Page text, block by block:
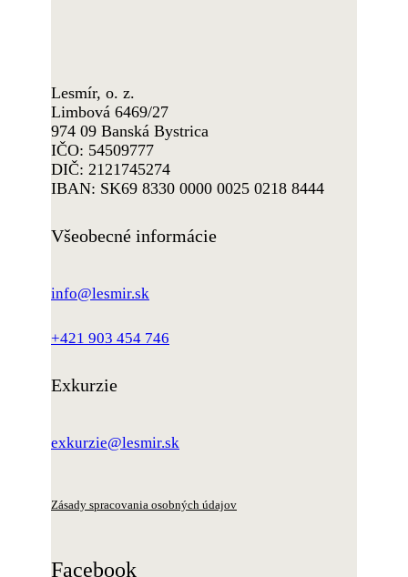
Lesmír, o. z.
Limbová 6469/27
974 09 Banská Bystrica
IČO: 54509777
DIČ: 2121745274
IBAN: SK69 8330 0000 0025 0218 8444
Všeobecné informácie
info@lesmir.sk
+421 903 454 746
Exkurzie
exkurzie@lesmir.sk
Zásady spracovania osobných údajov
Facebook